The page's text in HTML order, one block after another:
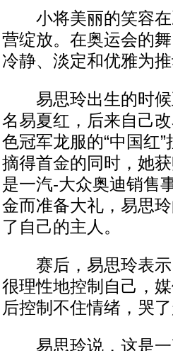
小将美丽的笑容在
营绽放。在奥运会的
冷静、淡定和优雅为
易思玲出生的时候
名易夏红，后来自己
色冠军龙服的“中国红
摘得首金的同时，她
是一汽-大众奥迪销售
金而准备大礼，易思
了自己的主人。
赛后，易思玲表示
很理性地控制自己，
后控制不住情绪，哭了
易思玲说，这是一